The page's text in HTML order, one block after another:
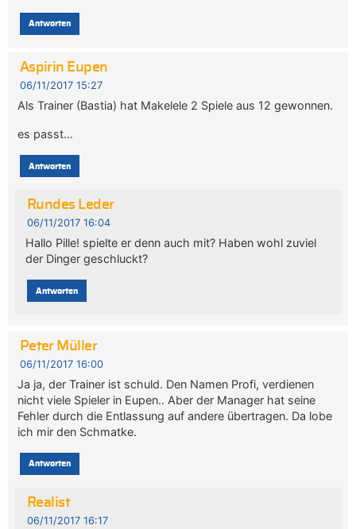
Antworten
Aspirin Eupen
06/11/2017 15:27
Als Trainer (Bastia) hat Makelele 2 Spiele aus 12 gewonnen.
es passt…
Antworten
Rundes Leder
06/11/2017 16:04
Hallo Pille! spielte er denn auch mit? Haben wohl zuviel
der Dinger geschluckt?
Antworten
Peter Müller
06/11/2017 16:00
Ja ja, der Trainer ist schuld. Den Namen Profi, verdienen
nicht viele Spieler in Eupen.. Aber der Manager hat seine
Fehler durch die Entlassung auf andere übertragen. Da lobe
ich mir den Schmatke.
Antworten
Realist
06/11/2017 16:17